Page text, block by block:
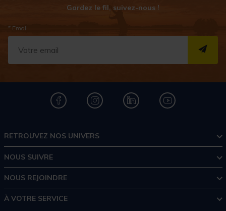
Gardez le fil, suivez-nous !
* Email
RETROUVEZ NOS UNIVERS
NOUS SUIVRE
NOUS REJOINDRE
À VOTRE SERVICE